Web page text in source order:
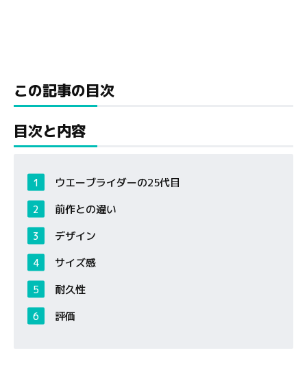
この記事の目次
目次と内容
ウエーブライダーの25代目
前作との違い
デザイン
サイズ感
耐久性
評価